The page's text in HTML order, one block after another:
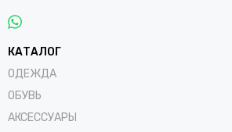
КАТАЛОГ
ОДЕЖДА
ОБУВЬ
АКСЕССУАРЫ